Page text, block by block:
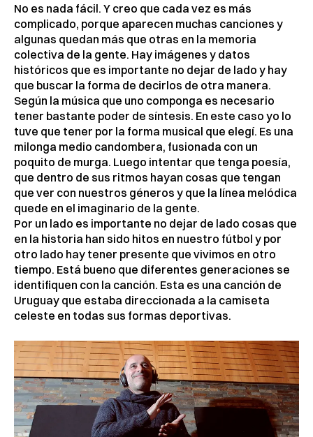
No es nada fácil. Y creo que cada vez es más
complicado, porque aparecen muchas canciones y
algunas quedan más que otras en la memoria
colectiva de la gente. Hay imágenes y datos
históricos que es importante no dejar de lado y hay
que buscar la forma de decirlos de otra manera.
Según la música que uno componga es necesario
tener bastante poder de síntesis. En este caso yo lo
tuve que tener por la forma musical que elegí. Es una
milonga medio candombera, fusionada con un
poquito de murga. Luego intentar que tenga poesía,
que dentro de sus ritmos hayan cosas que tengan
que ver con nuestros géneros y que la línea melódica
quede en el imaginario de la gente.
Por un lado es importante no dejar de lado cosas que
en la historia han sido hitos en nuestro fútbol y por
otro lado hay tener presente que vivimos en otro
tiempo. Está bueno que diferentes generaciones se
identifiquen con la canción. Esta es una canción de
Uruguay que estaba direccionada a la camiseta
celeste en todas sus formas deportivas.